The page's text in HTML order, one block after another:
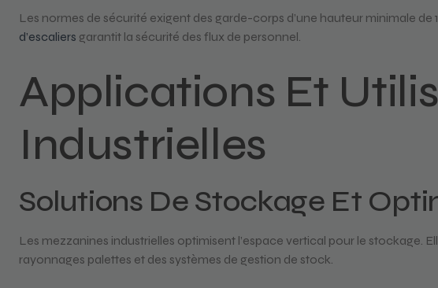
Les normes de sécurité exigent des garde-corps d’une hauteur minimale
d’escaliers garantit la sécurité des flux de personnel.
Applications Et
Industrielles
Solutions De Stockage Et
Les mezzanines industrielles optimisent l’espace vertical pour le stockage.
rayonnages palettes et des systèmes de gestion de stock.